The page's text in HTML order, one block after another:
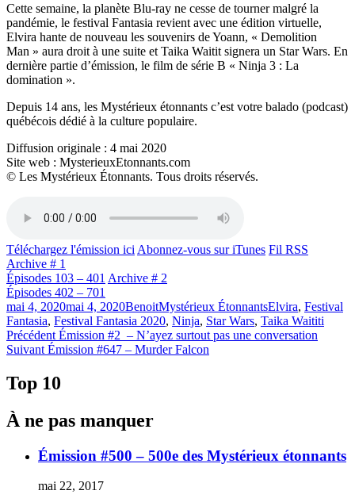
Cette semaine, la planète Blu-ray ne cesse de tourner malgré la
pandémie, le festival Fantasia revient avec une édition virtuelle,
Elvira hante de nouveau les souvenirs de Yoann, « Demolition
Man » aura droit à une suite et Taika Waitit signera un Star Wars. En
dernière partie d’émission, le film de série B « Ninja 3 : La
domination ».
Depuis 14 ans, les Mystérieux étonnants c’est votre balado (podcast)
québécois dédié à la culture populaire.
Diffusion originale : 4 mai 2020
Site web : MysterieuxEtonnants.com
© Les Mystérieux Étonnants. Tous droits réservés.
Téléchargez l'émission ici Abonnez-vous sur iTunes Fil RSS
Archive # 1
Épisodes 103 – 401 Archive # 2
Épisodes 402 – 701
Publié
le
mai 4, 2020mai 4, 2020BenoitCatégories
Mystérieux ÉtonnantsÉtiquettes
Elvira, Festival
Fantasia, Festival Fantasia 2020, Ninja, Star Wars, Taika Waititi
Navigation
de
l'article
Précédent Article
précédent :
Émission #2 – N’ayez surtout pas une conversation
Suivant Article
Émission #647 – Murder Falcon
Top 10
À ne pas manquer
Émission #500 – 500e des Mystérieux étonnants
mai 22, 2017